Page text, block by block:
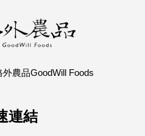
農品GoodWill Foods
連結